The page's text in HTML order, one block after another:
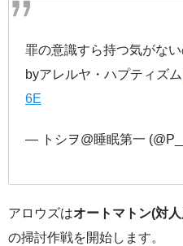
罪の意識すら持つ気がない
byアレルヤ・ハプティズム
6E
— トシヲ@睡眠第一
アロウズはオートマトン(対
の掃討作戦を開始します。